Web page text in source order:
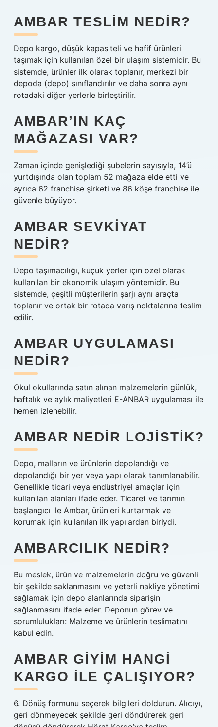
AMBAR TESLIM NEDIR?
Depo kargo, düşük kapasiteli ve hafif ürünleri
taşımak için kullanılan özel bir ulaşım sistemidir. Bu
sistemde, ürünler ilk olarak toplanır, merkezi bir
depoda (depo) sınıflandırılır ve daha sonra aynı
rotadaki diğer yerlerle birleştirilir.
AMBAR’IN KAÇ
MAĞAZASI VAR?
Zaman içinde genişlediği şubelerin sayısıyla, 14’ü
yurtdışında olan toplam 52 mağaza elde etti ve
ayrıca 62 franchise şirketi ve 86 köşe franchise ile
güvenle büyüyor.
AMBAR SEVKIYAT
NEDIR?
Depo taşımacılığı, küçük yerler için özel olarak
kullanılan bir ekonomik ulaşım yöntemidir. Bu
sistemde, çeşitli müşterilerin şarjı aynı araçta
toplanır ve ortak bir rotada varış noktalarına teslim
edilir.
AMBAR UYGULAMASI
NEDIR?
Okul okullarında satın alınan malzemelerin günlük,
haftalık ve aylık maliyetleri E-ANBAR uygulaması ile
hemen izlenebilir.
AMBAR NEDIR LOJISTIK?
Depo, malların ve ürünlerin depolandığı ve
depolandığı bir yer veya yapı olarak tanımlanabilir.
Genellikle ticari veya endüstriyel amaçlar için
kullanılan alanları ifade eder. Ticaret ve tarımın
başlangıcı ile Ambar, ürünleri kurtarmak ve
korumak için kullanılan ilk yapılardan biriydi.
AMBARCILIK NEDIR?
Bu meslek, ürün ve malzemelerin doğru ve güvenli
bir şekilde saklanmasını ve yeterli nakliye yönetimi
sağlamak için depo alanlarında siparişin
sağlanmasını ifade eder. Deponun görev ve
sorumlulukları: Malzeme ve ürünlerin teslimatını
kabul edin.
AMBAR GIYIM HANGI
KARGO ILE ÇALIŞIYOR?
6. Dönüş formunu seçerek bilgileri doldurun. Alıcıyı,
geri dönmeyecek şekilde geri döndürerek geri